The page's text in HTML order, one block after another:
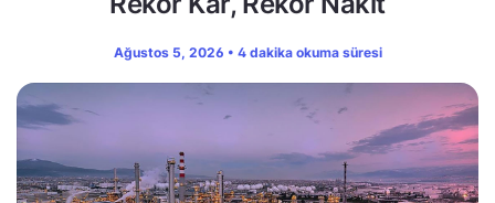
Ağustos 5, 2026 • 4 dakika okuma süresi